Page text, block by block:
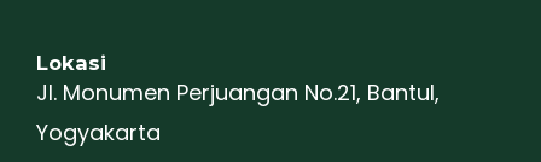
Lokasi
Jl. Monumen Perjuangan No.21, Bantul,
Yogyakarta